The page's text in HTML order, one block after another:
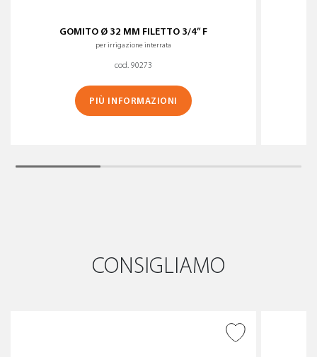
GOMITO Ø 32 MM FILETTO 3/4” F
per irrigazione interrata
cod. 90273
PIÙ INFORMAZIONI
CONSIGLIAMO